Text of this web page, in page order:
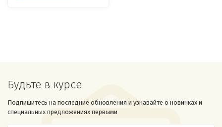
Будьте в курсе
Подпишитесь на последние обновления и узнавайте о новинках и
специальных предложениях первыми